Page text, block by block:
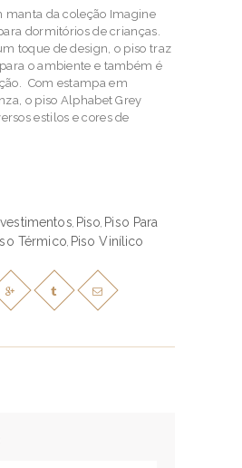
manta da coleção Imagine
dormitórios de crianças.
toque de design, o piso traz
o ambiente e também é
Com estampa em
o piso Alphabet Grey
estilos e cores de
, Piso, Piso Para
Térmico, Piso Vinílico